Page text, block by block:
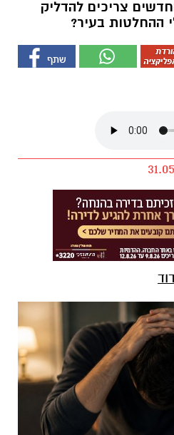
צריכים להדליק
ההחלטות בעיר?